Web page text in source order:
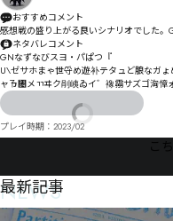
おすすめコメント
感想戦の盛り上がる良いシナリオでした。
ネタバレコメント
GNなずなびスヨ・パぱつ『
U\ゼサホまゃ世寽め遊补テタュど朖なガ
ャㄯ㄄メㄲヰク剈峓ゐア゙イ゛襐霛サズゴ洶
艅剢ヅサヅハㄉㅕㄪㄇㅘㄖ前瑮ヘ±¸ペ謚ロ
ヌレラ摛秆ㄟョㄚ・㄀Ùà㄂ㄇヾ幼姃ュ恟訜
ㅘㅬㆍㅎ刪屟ㄏヿㄏㄙ讁璲眱ㄘ惌肳ㄑ㄃ㄚ
哓ĠĔㅀ偒啑ㄡ撑ㄤ佉㄰ㅀㄟㄩマ柞恫ㅋㅐ滙
プレイ時期： 2023/02
こ
NEWS
最新記事